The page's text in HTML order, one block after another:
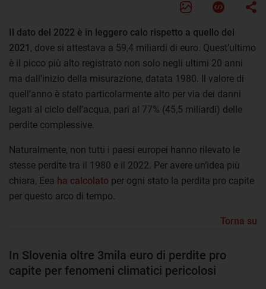
Il dato del 2022 è in leggero calo rispetto a quello del
2021 , dove si attestava a 59,4 miliardi di euro. Quest’ultimo
è il picco più alto registrato non solo negli ultimi 20 anni
ma dall’inizio della misurazione, datata 1980. Il valore di
quell’anno è stato particolarmente alto per via dei danni
legati al ciclo dell’acqua, pari al 77% (45,5 miliardi) delle
perdite complessive.
Naturalmente, non tutti i paesi europei hanno rilevato le
stesse perdite tra il 1980 e il 2022. Per avere un’idea più
chiara, Eea ha calcolato per ogni stato la perdita pro capite
per questo arco di tempo.
Torna su
In Slovenia oltre 3mila euro di perdite pro
capite per fenomeni climatici pericolosi